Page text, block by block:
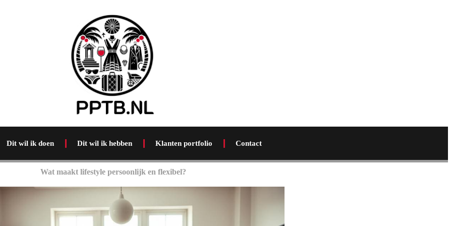
Dit wil ik doen Dit wil ik hebben Klanten portfolio Contact
Wat maakt lifestyle persoonlijk en flexibel?